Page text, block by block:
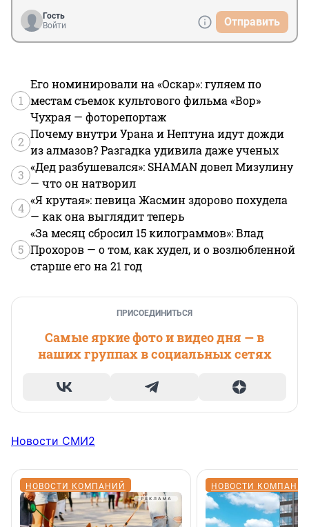
Гость
Войти
Отправить
1
Его номинировали на «Оскар»: гуляем по
местам съемок культового фильма «Вор»
Чухрая — фоторепортаж
2
Почему внутри Урана и Нептуна идут дожди
из алмазов? Разгадка удивила даже ученых
3
«Дед разбушевался»: SHAMAN довел Мизулину
— что он натворил
4
«Я крутая»: певица Жасмин здорово похудела
— как она выглядит теперь
5
«За месяц сбросил 15 килограммов»: Влад
Прохоров — о том, как худел, и о возлюбленной
старше его на 21 год
ПРИСОЕДИНИТЬСЯ
Самые яркие фото и видео дня — в
наших группах в социальных сетях
Новости СМИ2
НОВОСТИ КОМПАНИЙ НОВОСТИ